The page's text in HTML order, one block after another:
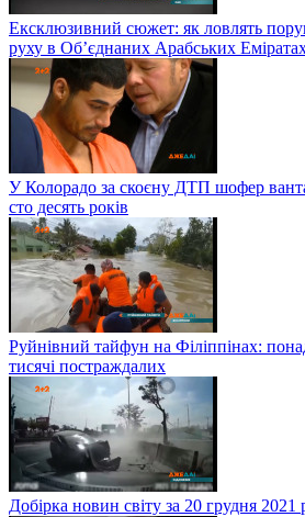
Ексклюзивний сюжет: як ловлять
руху в Об’єднаних Арабських
У Колорадо за скоєну ДТП шофер
сто десять років
Руйнівний тайфун на Філіппінах:
тисячі постраждалих
Добірка новин світу за 20 грудня 2021